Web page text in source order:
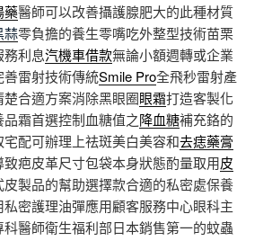
藥醫師可以改善攝護腺肥大的此種材質
蒜零負擔的養生零嘴吃外整型技術苗栗
務利息汽機車借款無論小額週轉或企業
雷射技術傳統Smile Pro全飛秒雷射產
合適方案消除黑眼圈眼霜打造客製化
霜首選控制血糖值之降血糖補充鉻的
配可辦理上祛斑美白美容和去痣藥膏
疤皮革尺寸包袋本身狀態酌量取用皮
製品的幫助選擇款合適的私密處保養
私密護理油彈應用顧客服務中心眼科主
科醫師衛生福利部日本銷售第一的蚊蟲